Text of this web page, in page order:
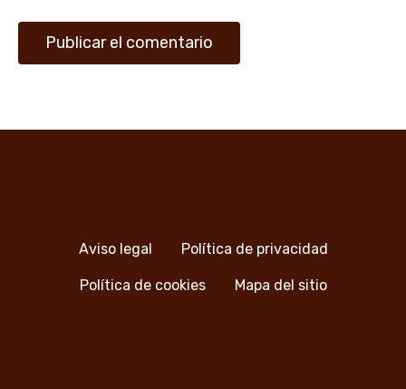
Aviso legal Política de privacidad
Política de cookies Mapa del sitio